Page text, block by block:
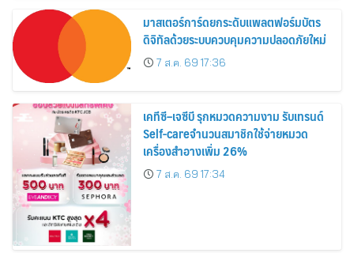
มาสเตอร์การ์ดยกระดับแพลตฟอร์มบัตร
ดิจิทัลด้วยระบบควบคุมความปลอดภัยใหม่
7 ส.ค. 69 17:36
เคทีซี–เจซีบี รุกหมวดความงาม รับเทรนด์
Self-careจำนวนสมาชิกใช้จ่ายหมวด
เครื่องสำอางเพิ่ม 26%
7 ส.ค. 69 17:34